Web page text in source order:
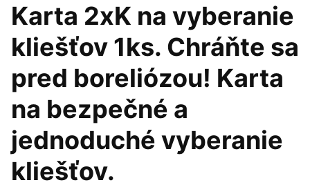
Karta 2xK na vyberanie
kliešťov 1ks. Chráňte sa
pred boreliózou! Karta
na bezpečné a
jednoduché vyberanie
kliešťov.